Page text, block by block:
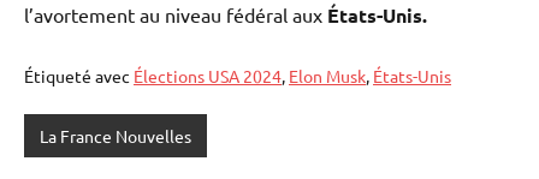
l’avortement au niveau fédéral aux États-Unis.
Étiqueté avec Élections USA 2024, Elon Musk, États-Unis
La France Nouvelles